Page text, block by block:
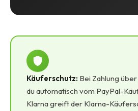
Käuferschutz: Bei Zahlung
du automatisch vom PayPal-
Klarna greift der Klarna-